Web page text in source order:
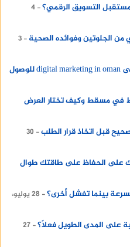
التسويق الرقمي؟ 4
من الجلوتين وفوائده الصحية
3
لماذا تعتمد المؤسسات الإخبارية على digital marketing in oman للوصول
في مسقط وكيف تختار العرض
قبل اتخاذ قرار الطلب
30
على الحفاظ على طاقتك طوال
بينما تفشل أخرى؟
28 يوليو،
على المدى الطويل فعلًا؟ 27